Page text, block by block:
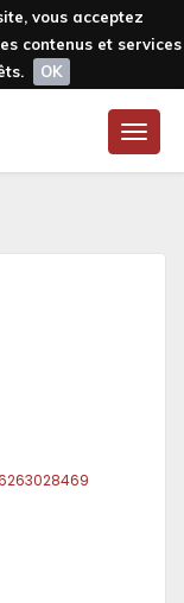
vous acceptez
contenus et services
OK
Toggle